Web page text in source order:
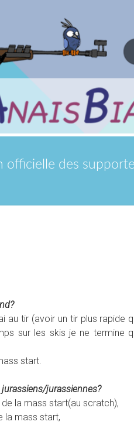
officielle des
au tir (avoir un tir plus rapide
sur les skis je ne termine
start.
jurassiennes?
la mass start(au scratch),
la mass start,